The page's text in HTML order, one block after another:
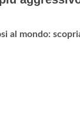
al mondo: